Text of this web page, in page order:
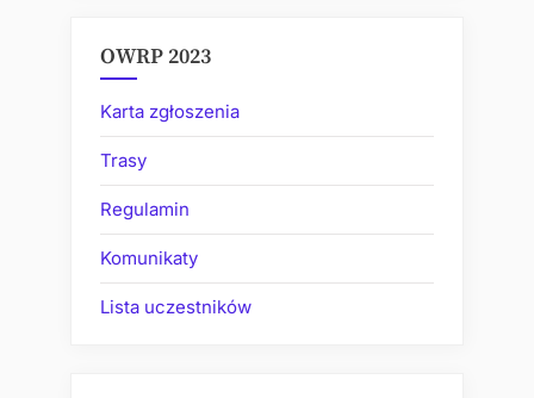
OWRP 2023
Karta zgłoszenia
Trasy
Regulamin
Komunikaty
Lista uczestników